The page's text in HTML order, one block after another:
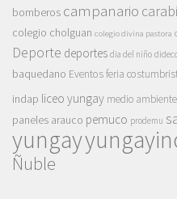
bomberos campanario
colegio cholguan colegio divina pastora
Deporte deportes dia del niño
baquedano Eventosferia
indap liceo yungay medio ambiente
paneles arauco pemuco prodemu
yungay
Ñuble